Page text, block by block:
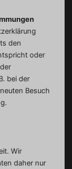
den
oder
bei der
Besuch
Wir
daher nur